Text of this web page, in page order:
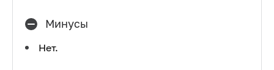
Минусы
Нет.